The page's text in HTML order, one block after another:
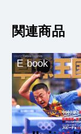
関連商品
E book